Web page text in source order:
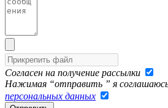
Согласен на получение рассылки
Нажимая “отправить ” я соглашаюсь
персональных данных